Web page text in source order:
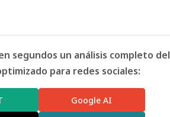
segundos un análisis completo del
para redes sociales:
Google AI